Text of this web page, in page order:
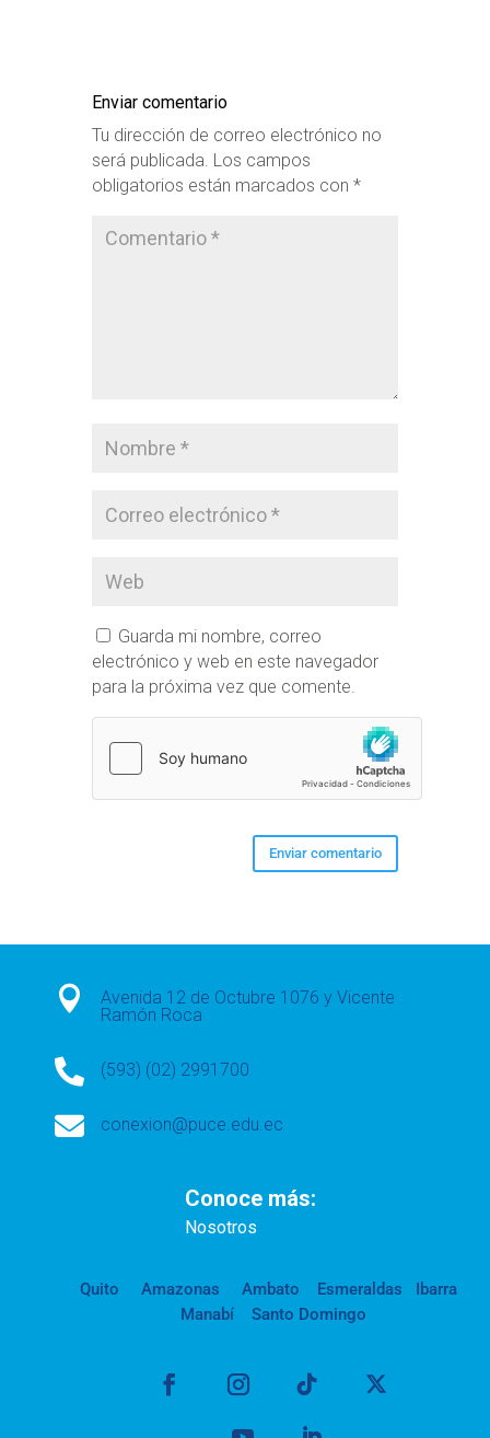
Enviar comentario
Tu dirección de correo electrónico no
será publicada. Los campos
obligatorios están marcados con *
Guarda mi nombre, correo
electrónico y web en este navegador
para la próxima vez que comente.

Avenida 12 de Octubre 1076 y Vicente
Ramón Roca
 (593) (02) 2991700
 conexion@puce.edu.ec
Conoce más:
Nosotros
Quito Amazonas Ambato Esmeraldas
Ibarra
Manabí
Santo Domingo